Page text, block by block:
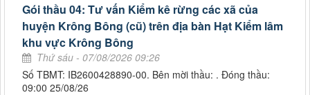
Gói thầu 04: Tư vấn Kiểm kê rừng các xã của
huyện Krông Bông (cũ) trên địa bàn Hạt Kiểm lâm
khu vực Krông Bông
Thứ sáu - 07/08/2026 09:26
Số TBMT: IB2600428890-00. Bên mời thầu: . Đóng thầu:
09:00 25/08/26